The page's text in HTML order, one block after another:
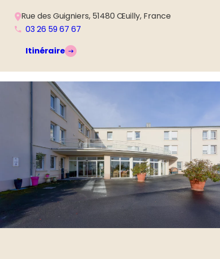
Rue des Guigniers, 51480 Œuilly, France
03 26 59 67 67
Itinéraire